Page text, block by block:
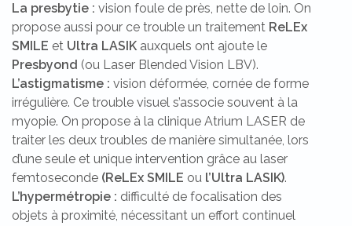
La presbytie : vision foule de près, nette de loin. On
propose aussi pour ce trouble un traitement ReLEx
SMILE et Ultra LASIK auxquels ont ajoute le
Presbyond (ou Laser Blended Vision LBV).
L’astigmatisme : vision déformée, cornée de forme
irrégulière. Ce trouble visuel s’associe souvent à la
myopie. On propose à la clinique Atrium LASER de
traiter les deux troubles de manière simultanée, lors
d’une seule et unique intervention grâce au laser
femtoseconde (ReLEx SMILE ou l’Ultra LASIK).
L’hypermétropie : difficulté de focalisation des
objets à proximité, nécessitant un effort continuel